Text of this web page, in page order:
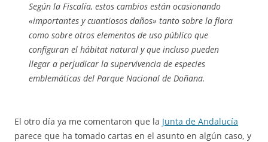
Según la Fiscalía, estos cambios están ocasionando
«importantes y cuantiosos daños» tanto sobre la flora
como sobre otros elementos de uso público que
configuran el hábitat natural y que incluso pueden
llegar a perjudicar la supervivencia de especies
emblemáticas del Parque Nacional de Doñana.
El otro día ya me comentaron que la Junta de Andalucía
parece que ha tomado cartas en el asunto en algún caso, y